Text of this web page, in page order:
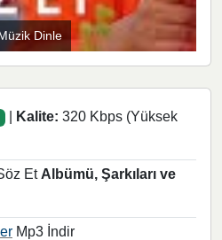
Dinle
| Kalite: 320 Kbps (Yüksek
Et Albümü, Şarkıları ve
Mp3 İndir